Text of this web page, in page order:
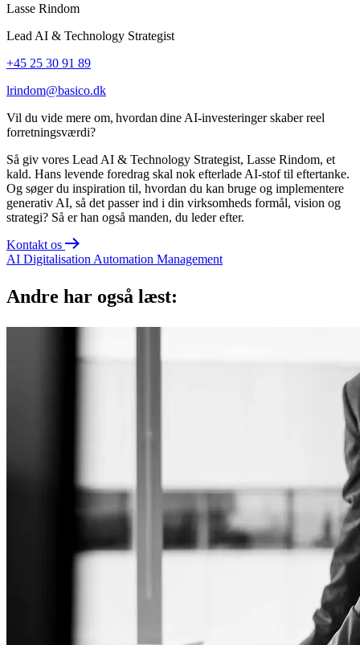
Lasse Rindom
Lead AI & Technology Strategist
+45 25 30 91 89
lrindom@basico.dk
Vil du vide mere om, hvordan dine AI-investeringer skaber reel
forretningsværdi?
Så giv vores Lead AI & Technology Strategist, Lasse Rindom, et
kald. Hans levende foredrag skal nok efterlade AI-stof til eftertanke.
Og søger du inspiration til, hvordan du kan bruge og implementere
generativ AI, så det passer ind i din virksomheds formål, vision og
strategi? Så er han også manden, du leder efter.
Kontakt os
AI Digitalisation Automation Management
Andre har også læst: